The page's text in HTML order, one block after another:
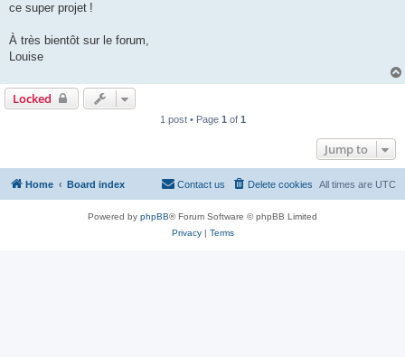
ce super projet !
À très bientôt sur le forum,
Louise
Locked
1 post • Page 1 of 1
Jump to
Home Board index All times are UTC
Delete cookies
Contact us
Powered by phpBB® Forum Software © phpBB Limited
Privacy| Terms